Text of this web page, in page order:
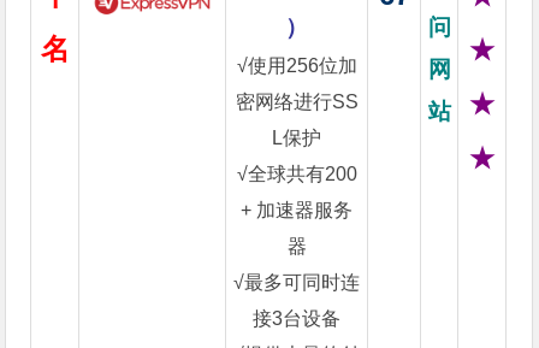
名
）
√使用256位加
密网络进行SS
L保护
√全球共有200
+ 加速器服务
器
√最多可同时连
接3台设备
问
网
站
★
★
★